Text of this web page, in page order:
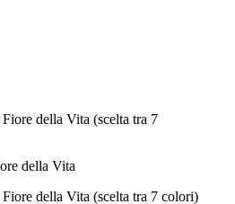
della Vita